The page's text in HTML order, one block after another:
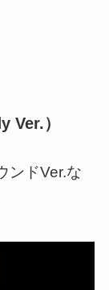
Ver.）
ンドVer.な